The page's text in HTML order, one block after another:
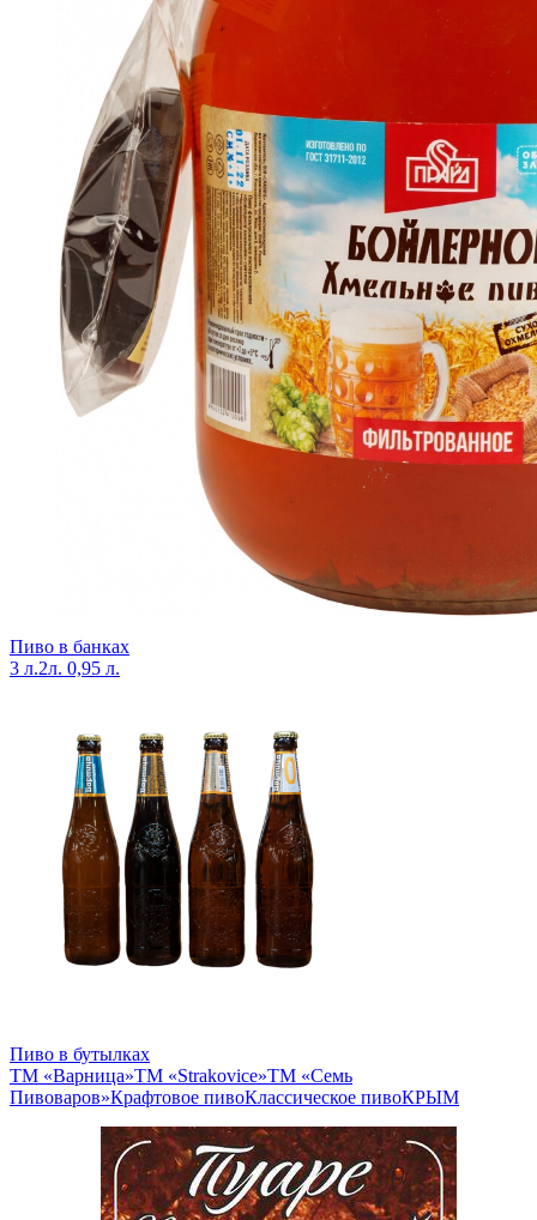
Пиво в банках
3 л.2л. 0,95 л.
Пиво в бутылках
ТМ «Варница»ТМ «Strakovice»ТМ «Семь
Пивоваров»Крафтовое пивоКлассическое пивоКРЫМ